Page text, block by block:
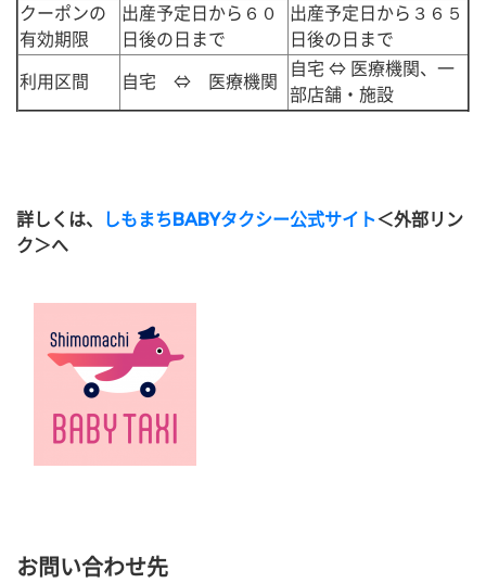
クーポンの
有効期限
出産予定日から６０
日後の日まで
出産予定日から３６５
日後の日まで
利用区間
自宅 ⇔ 医療機関
自宅 ⇔ 医療機関、一
部店舗・施設
詳しくは、 しもまちBABYタクシー公式サイト＜外部リン
ク＞へ​
お問い合わせ先